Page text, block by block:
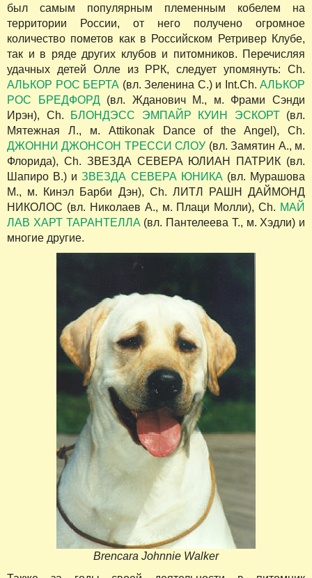
был самым популярным племенным кобелем на
территории России, от него получено огромное
количество пометов как в Российском Ретривер Клубе,
так и в ряде других клубов и питомников. Перечисляя
удачных детей Олле из РРК, следует упомянуть: Ch.
АЛЬКОР РОС БЕРТА (вл. Зеленина С.) и Int.Ch. АЛЬКОР
РОС БРЕДФОРД(вл. Жданович М., м. Фрами Сэнди
Ирэн), Ch.
БЛОНДЭСС ЭМПАЙР КУИН ЭСКОРТ(вл.
Мятежная Л., м. Attikonak Dance of the Angel), Ch.
ДЖОННИ ДЖОНСОН ТРЕССИ СЛОУ (вл. Замятин А., м.
Флорида), Ch. ЗВЕЗДА СЕВЕРА ЮЛИАН ПАТРИК (вл.
Шапиро В.) иЗВЕЗДА СЕВЕРА ЮНИКА(вл. Мурашова
М., м. Кинэл Барби Дэн), Ch. ЛИТЛ РАШН ДАЙМОНД
НИКОЛОС (вл. Николаев А., м. Плаци Молли), Ch. МАЙ
ЛАВ ХАРТ ТАРАНТЕЛЛА(вл. Пантелеева Т., м. Хэдли) и
многие другие.
Brencara Johnnie Walker